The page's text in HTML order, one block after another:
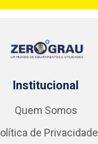
Institucional
Quem Somos
de Privacidade